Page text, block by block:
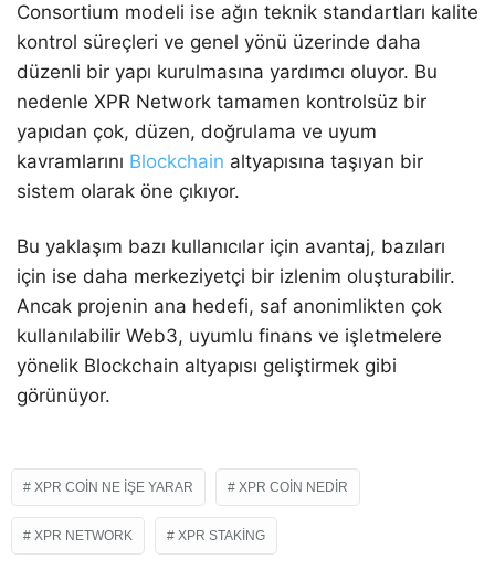
Consortium modeli ise ağın teknik standartları kalite
kontrol süreçleri ve genel yönü üzerinde daha
düzenli bir yapı kurulmasına yardımcı oluyor. Bu
nedenle XPR Network tamamen kontrolsüz bir
yapıdan çok, düzen, doğrulama ve uyum
kavramlarını Blockchain altyapısına taşıyan bir
sistem olarak öne çıkıyor.
Bu yaklaşım bazı kullanıcılar için avantaj, bazıları
için ise daha merkeziyetçi bir izlenim oluşturabilir.
Ancak projenin ana hedefi, saf anonimlikten çok
kullanılabilir Web3, uyumlu finans ve işletmelere
yönelik Blockchain altyapısı geliştirmek gibi
görünüyor.
XPR COIN NE IŞE YARAR XPR COIN NEDIR
XPR NETWORK XPR STAKING